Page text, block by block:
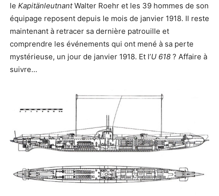
le KapitänleutnantWalter Roehr et les 39 hommes de son
équipage reposent depuis le mois de janvier 1918. Il reste
maintenant à retracer sa dernière patrouille et
comprendre les événements qui ont mené à sa perte
mystérieuse, un jour de janvier 1918. Et l’U 618 ? Affaire à
suivre…